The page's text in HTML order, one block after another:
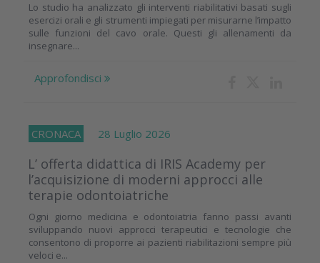
Lo studio ha analizzato gli interventi riabilitativi basati sugli
esercizi orali e gli strumenti impiegati per misurarne l’impatto
sulle funzioni del cavo orale. Questi gli allenamenti da
insegnare...
Approfondisci
CRONACA 28 Luglio 2026
L’ offerta didattica di IRIS Academy per
l’acquisizione di moderni approcci alle
terapie odontoiatriche
Ogni giorno medicina e odontoiatria fanno passi avanti
sviluppando nuovi approcci terapeutici e tecnologie che
consentono di proporre ai pazienti riabilitazioni sempre più
veloci e...